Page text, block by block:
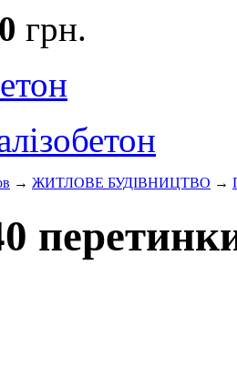
грн.
→ ЖИТЛОВЕ БУДIВНИЦТВО →